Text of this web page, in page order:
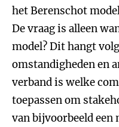
het Berenschot
De vraag is alleen
model? Dit hangt
omstandigheden en
verband is welke
toepassen om
van bijvoorbeeld een